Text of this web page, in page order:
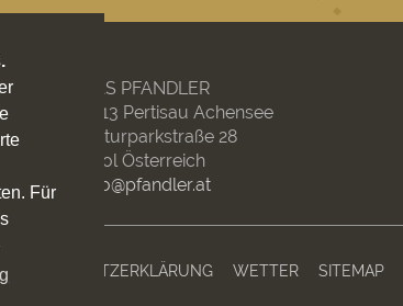
Für
DAS PFANDLER
6213 Pertisau Achensee
Naturparkstraße 28
Tirol Österreich
info@pfandler.at
DATENSCHUTZERKLÄRUNG WETTER SITEMAP